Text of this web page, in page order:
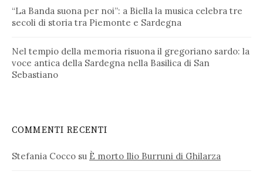
“La Banda suona per noi”: a Biella la musica celebra tre
secoli di storia tra Piemonte e Sardegna
Nel tempio della memoria risuona il gregoriano sardo: la
voce antica della Sardegna nella Basilica di San
Sebastiano
COMMENTI RECENTI
Stefania Cocco su È morto Ilio Burruni di Ghilarza